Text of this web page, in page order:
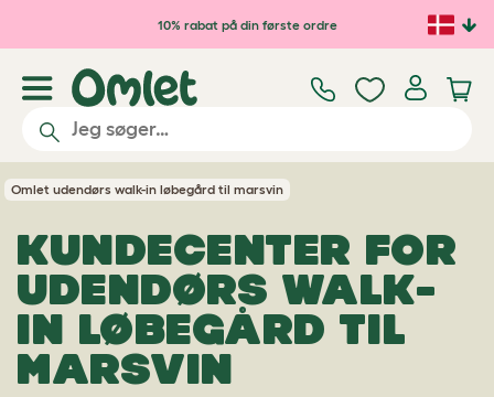
Gå til hovedindhold10% rabat på din første ordre
Omlet udendørs walk-in løbegård til marsvin
KUNDECENTER FOR
UDENDØRS WALK-
IN LØBEGÅRD TIL
MARSVIN